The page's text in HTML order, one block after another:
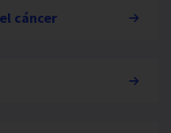
cáncer